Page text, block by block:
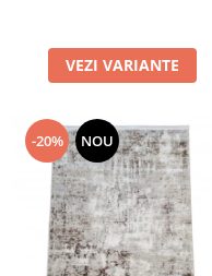
VEZI VARIANTE
-20% NOU